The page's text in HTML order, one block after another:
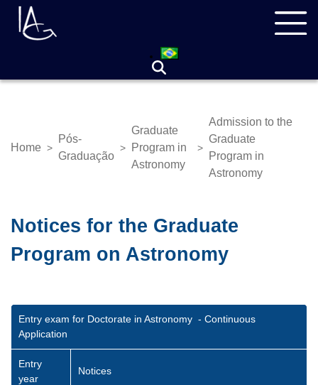
Skip
Breadcrumb
Home >
Pós-
Graduação
>
Graduate
Program in
Astronomy
>
Admission to the
Graduate
Program in
Astronomy
Notices for the Graduate
Program on Astronomy
Entry exam for Doctorate in Astronomy - Continuous
Application
Entry
year
Notices